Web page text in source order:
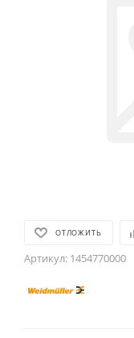
ОТЛОЖИТЬ
Артикул: 1454770000